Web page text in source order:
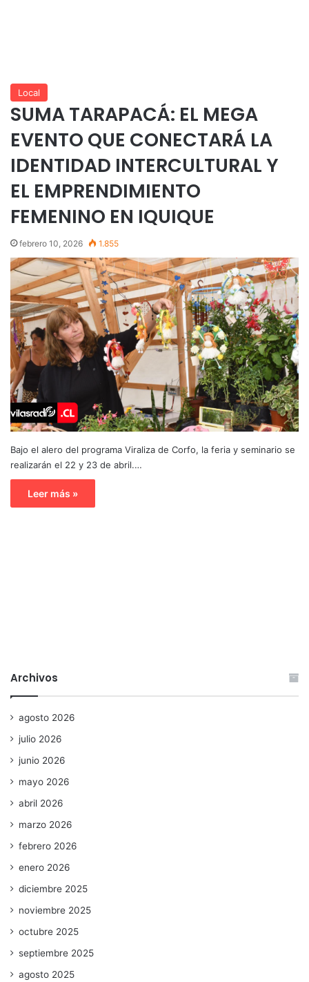
Local
SUMA TARAPACÁ: EL MEGA
EVENTO QUE CONECTARÁ LA
IDENTIDAD INTERCULTURAL Y
EL EMPRENDIMIENTO
FEMENINO EN IQUIQUE
febrero 10, 2026 1.855
Bajo el alero del programa Viraliza de Corfo, la feria y seminario se
realizarán el 22 y 23 de abril.…
Leer más »
Archivos
agosto 2026
julio 2026
junio 2026
mayo 2026
abril 2026
marzo 2026
febrero 2026
enero 2026
diciembre 2025
noviembre 2025
octubre 2025
septiembre 2025
agosto 2025